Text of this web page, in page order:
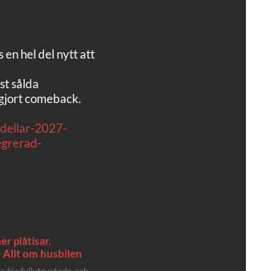
en hel del nytt att
sålda
comeback.
2027-
plåtisar,
om husbilen